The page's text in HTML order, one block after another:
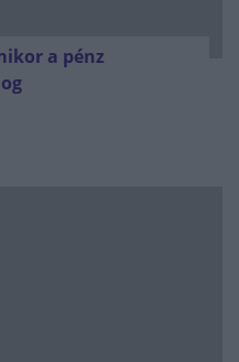
a pénz